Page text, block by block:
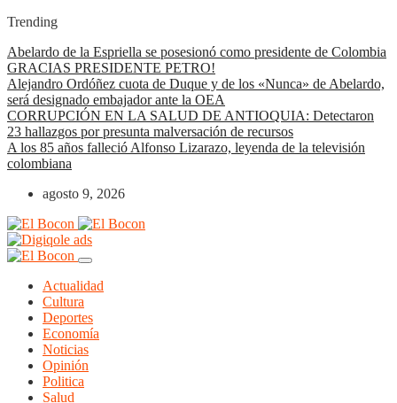
Trending
Abelardo de la Espriella se posesionó como presidente de Colombia
GRACIAS PRESIDENTE PETRO!
Alejandro Ordóñez cuota de Duque y de los «Nunca» de Abelardo,
será designado embajador ante la OEA
CORRUPCIÓN EN LA SALUD DE ANTIOQUIA: Detectaron
23 hallazgos por presunta malversación de recursos
A los 85 años falleció Alfonso Lizarazo, leyenda de la televisión
colombiana
agosto 9, 2026
Actualidad
Cultura
Deportes
Economía
Noticias
Opinión
Politica
Salud